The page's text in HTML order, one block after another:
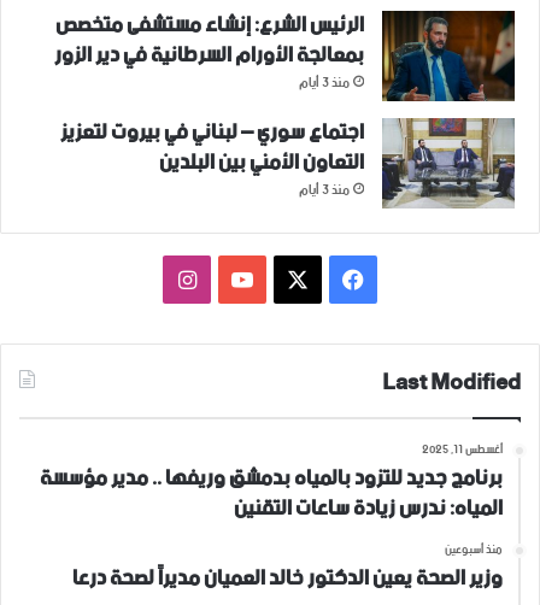
الرئيس الشرع: إنشاء ‌‏مستشفى متخصص
بمعالجة الأورام السرطانية في دير الزور
منذ 3 أيام
اجتماع سوري – لبناني في بيروت لتعزيز
التعاون ‏الأمني ‏بين البلدين
منذ 3 أيام
فيسبوك ‫YouTubeانستقرام
Last Modified
أغسطس 11, 2025
برنامج جديد للتزود بالمياه بدمشق وريفها .. مدير مؤسسة
المياه: ندرس زيادة ساعات التقنين
منذ أسبوعين
وزير الصحة يعين الدكتور خالد العميان مديراً لصحة درعا